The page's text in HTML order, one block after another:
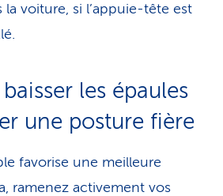
la voiture, si l’appuie-tête est
les é­pau­les
une posture fière
favorise une meilleure
ramenez activement vos